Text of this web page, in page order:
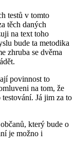
testů v tomto
těch daných
na text toho
bude ta metodika
zhruba se dvěma
povinnost to
na tom, že
Já jim za to
který bude o
je možno i